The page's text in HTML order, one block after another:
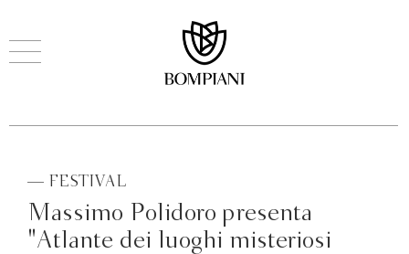
— FESTIVAL
Massimo Polidoro presenta
"Atlante dei luoghi misteriosi